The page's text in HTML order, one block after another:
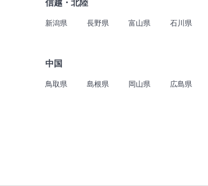
信越・北陸
新潟県 長野県 富山県 石川県
中国
鳥取県 島根県 岡山県 広島県